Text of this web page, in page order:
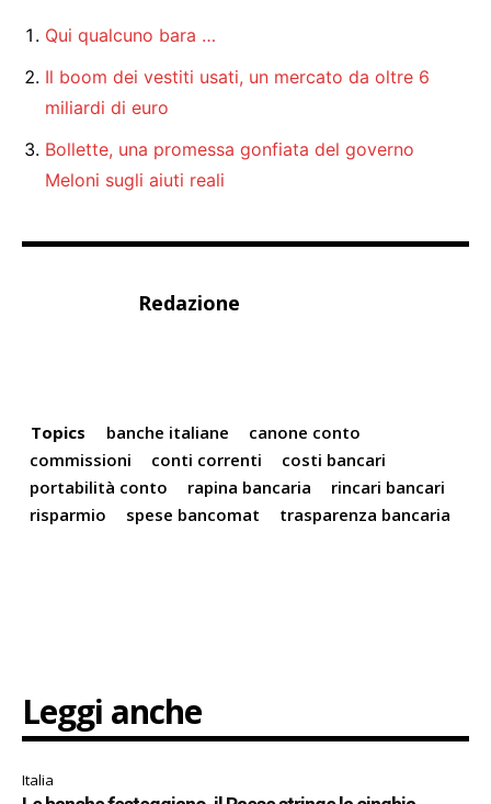
Qui qualcuno bara …
Il boom dei vestiti usati, un mercato da oltre 6
miliardi di euro
Bollette, una promessa gonfiata del governo
Meloni sugli aiuti reali
Redazione
Topics banche italiane
canone conto
commissioni
conti correnti
costi bancari
portabilità conto
rapina bancaria
rincari bancari
risparmio
spese bancomat trasparenza bancaria
Leggi anche
Italia